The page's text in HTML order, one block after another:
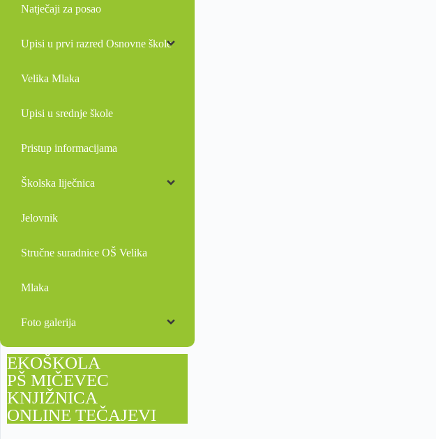
Natječaji za posao
Upisi u prvi razred Osnovne škole
Velika Mlaka
Upisi u srednje škole
Pristup informacijama
Školska liječnica
Jelovnik
Stručne suradnice OŠ Velika
Mlaka
Foto galerija
EKOŠKOLA
PŠ MIČEVEC
KNJIŽNICA
ONLINE TEČAJEVI